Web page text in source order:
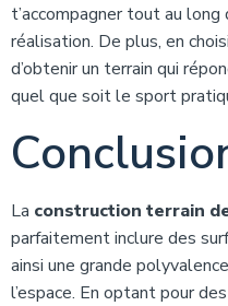
t’accompagner tout au
réalisation. De plus, en
d’obtenir un terrain qui
quel que soit le sport
La construction terrain
parfaitement inclure des
ainsi une grande
l’espace. En optant pour